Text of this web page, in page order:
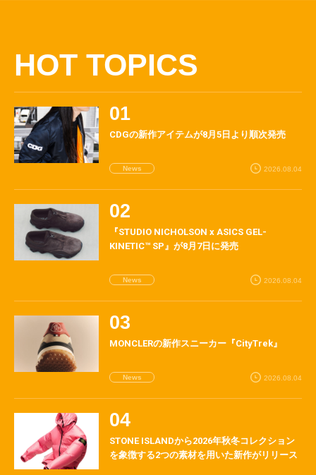
HOT TOPICS
CDGの新作アイテムが8月5日より順次発売
News 2026.08.04
『STUDIO NICHOLSON x ASICS GEL-
KINETIC™ SP』が8月7日に発売
News 2026.08.04
MONCLERの新作スニーカー『CityTrek』
News 2026.08.04
STONE ISLANDから2026年秋冬コレクション
を象徴する2つの素材を用いた新作がリリース